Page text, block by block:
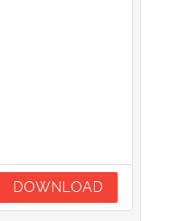
DOWNLOAD